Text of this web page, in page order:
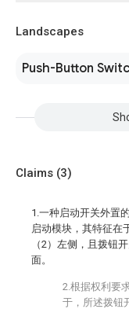
Landscapes
Push-Button
Claims (3)
1.一种启动开关外置
启动模块，其特征在
（2）左侧，且拨钮
面。
2.根据权利要
于，所述拨钮